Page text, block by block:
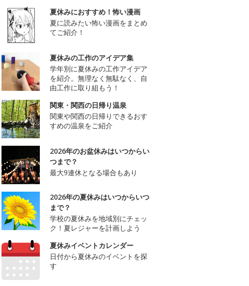
夏休みにおすすめ！怖い漫画
夏に読みたい怖い漫画をまとめ
てご紹介！
夏休みの工作のアイデア集
学年別に夏休みの工作アイデア
を紹介。無理なく無駄なく、自
由工作に取り組もう！
関東・関西の日帰り温泉
関東や関西の日帰りできるおす
すめの温泉をご紹介
2026年のお盆休みはいつからい
つまで？
最大9連休となる場合もあり
2026年の夏休みはいつからいつ
まで？
学校の夏休みを地域別にチェッ
ク！夏レジャーを計画しよう
夏休みイベントカレンダー
日付から夏休みのイベントを探
す